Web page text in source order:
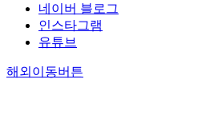
네이버 블로그
인스타그램
유튜브
해외이동버튼